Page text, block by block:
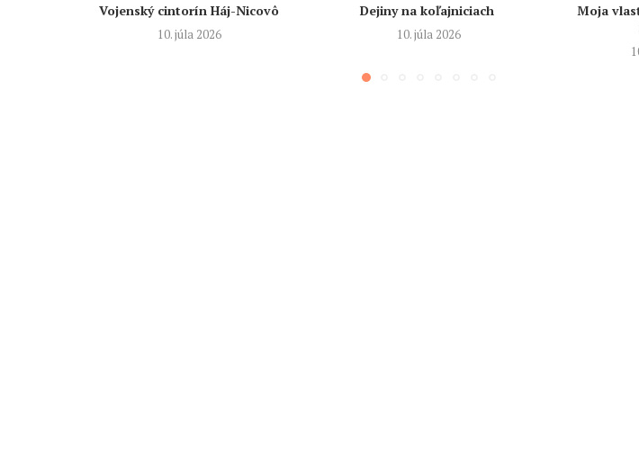
Vojenský cintorín Háj-Nicovô
10. júla 2026
Dejiny na koľajniciach
10. júla 2026
Moja